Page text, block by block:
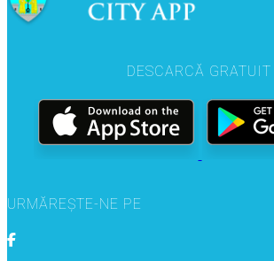
DESCARCĂ GRATUIT
URMĂREȘTE-NE PE